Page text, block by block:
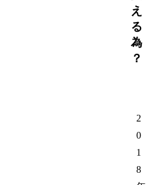
え
る
為
？
2
0
1
8